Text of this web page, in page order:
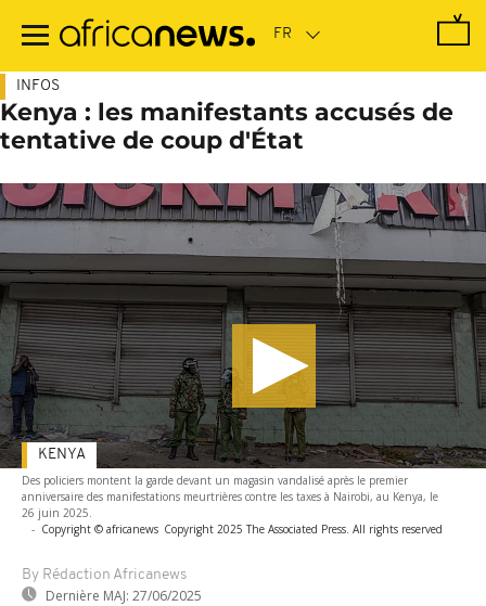
contenu
INFOS
Kenya : les manifestants accusés de
tentative de coup d'État
Des policiers montent la garde devant un magasin vandalisé après le premier
anniversaire des manifestations meurtrières contre les taxes à Nairobi, au Kenya, le
26 juin 2025.
- Copyright © africanews Copyright 2025 The Associated Press. All rights reserved
By Rédaction Africanews
Dernière MAJ: 27/06/2025
KENYA